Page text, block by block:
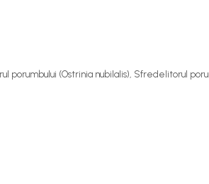
porumbului (Ostrinia nubilalis), Sfredelitorul